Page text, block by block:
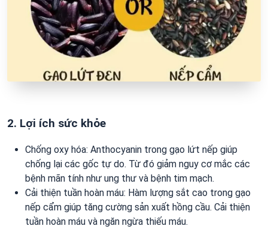
2. Lợi ích sức khỏe
Chống oxy hóa: Anthocyanin trong gạo lứt nếp giúp
chống lại các gốc tự do. Từ đó giảm nguy cơ mắc các
bệnh mãn tính như ung thư và bệnh tim mạch.
Cải thiện tuần hoàn máu: Hàm lượng sắt cao trong gạo
nếp cẩm giúp tăng cường sản xuất hồng cầu. Cải thiện
tuần hoàn máu và ngăn ngừa thiếu máu.